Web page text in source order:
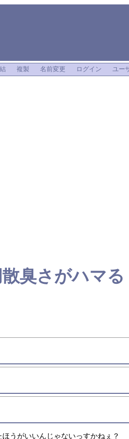
複製 名前変更 ログイン ユー
臭さがハマ
うがいいんじゃないっすかねぇ？